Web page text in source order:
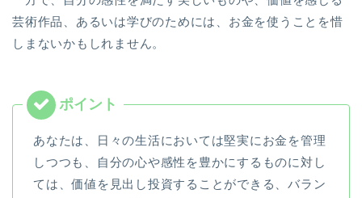
芸術作品、あるいは学びのためには、お金を使うことを惜
しまないかもしれません。
あなたは、日々の生活においては堅実にお金を管理
しつつも、自分の心や感性を豊かにするものに対し
ては、価値を見出し投資することができる、バラン